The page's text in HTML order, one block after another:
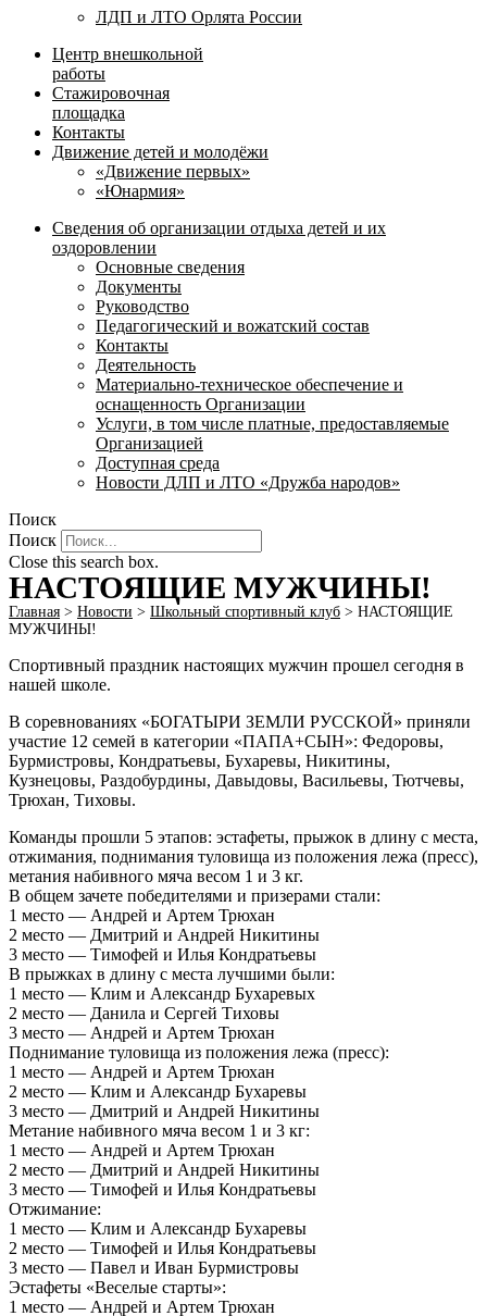
ЛДП и ЛТО Орлята России
Центр внешкольной
работы
Стажировочная
площадка
Контакты
Движение детей и молодёжи
«Движение первых»
«Юнармия»
Сведения об организации отдыха детей и их
оздоровлении
Основные сведения
Документы
Руководство
Педагогический и вожатский состав
Контакты
Деятельность
Материально-техническое обеспечение и
оснащенность Организации
Услуги, в том числе платные, предоставляемые
Организацией
Доступная среда
Новости ДЛП и ЛТО «Дружба народов»
Поиск
Поиск
Close this search box.
НАСТОЯЩИЕ МУЖЧИНЫ!
Главная > Новости > Школьный спортивный клуб > НАСТОЯЩИЕ
МУЖЧИНЫ!
Спортивный праздник настоящих мужчин прошел сегодня в
нашей школе.
В соревнованиях «БОГАТЫРИ ЗЕМЛИ РУССКОЙ» приняли
участие 12 семей в категории «ПАПА+СЫН»: Федоровы,
Бурмистровы, Кондратьевы, Бухаревы, Никитины,
Кузнецовы, Раздобурдины, Давыдовы, Васильевы, Тютчевы,
Трюхан, Тиховы.
Команды прошли 5 этапов: эстафеты, прыжок в длину с места,
отжимания, поднимания туловища из положения лежа (пресс),
метания набивного мяча весом 1 и 3 кг.
В общем зачете победителями и призерами стали:
1 место — Андрей и Артем Трюхан
2 место — Дмитрий и Андрей Никитины
3 место — Тимофей и Илья Кондратьевы
В прыжках в длину с места лучшими были:
1 место — Клим и Александр Бухаревых
2 место — Данила и Сергей Тиховы
3 место — Андрей и Артем Трюхан
Поднимание туловища из положения лежа (пресс):
1 место — Андрей и Артем Трюхан
2 место — Клим и Александр Бухаревы
3 место — Дмитрий и Андрей Никитины
Метание набивного мяча весом 1 и 3 кг:
1 место — Андрей и Артем Трюхан
2 место — Дмитрий и Андрей Никитины
3 место — Тимофей и Илья Кондратьевы
Отжимание:
1 место — Клим и Александр Бухаревы
2 место — Тимофей и Илья Кондратьевы
3 место — Павел и Иван Бурмистровы
Эстафеты «Веселые старты»:
1 место — Андрей и Артем Трюхан